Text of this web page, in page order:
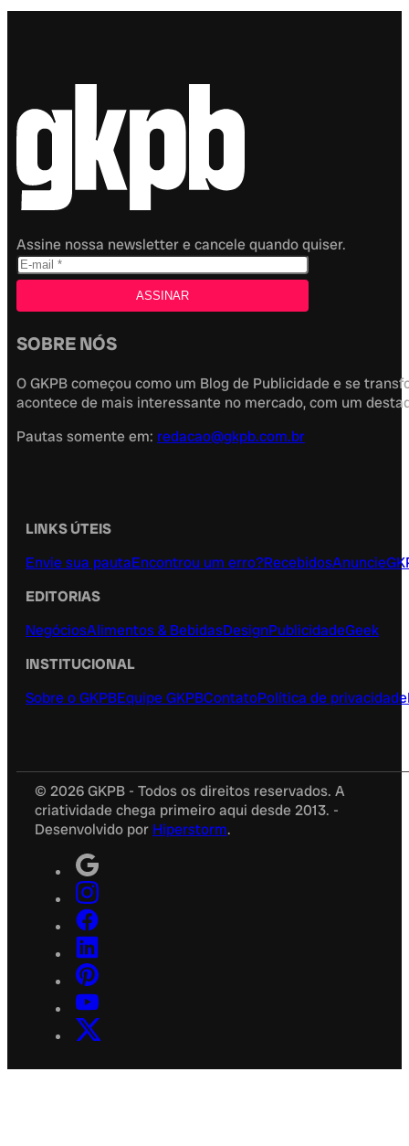
Assine nossa newsletter e cancele quando quiser.
SOBRE NÓS
O GKPB começou como um Blog de Publicidade e se
acontece de mais interessante no mercado, com um
Pautas somente em: redacao@gkpb.com.br
LINKS ÚTEIS
Envie sua pautaEncontrou um erro?RecebidosAnuncie
EDITORIAS
NegóciosAlimentos & BebidasDesignPublicidadeGeek
INSTITUCIONAL
Sobre o GKPBEquipe GKPBContatoPolítica de privacidade
© 2026 GKPB - Todos os direitos reservados. A
criatividade chega primeiro aqui desde 2013. -
Desenvolvido por Hiperstorm.